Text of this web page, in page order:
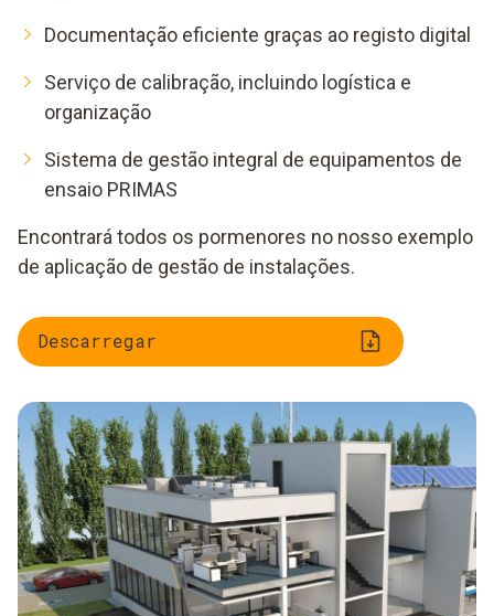
Documentação eficiente graças ao registo digital
Serviço de calibração, incluindo logística e
organização
Sistema de gestão integral de equipamentos de
ensaio PRIMAS
Encontrará todos os pormenores no nosso exemplo
de aplicação de gestão de instalações.
Descarregar